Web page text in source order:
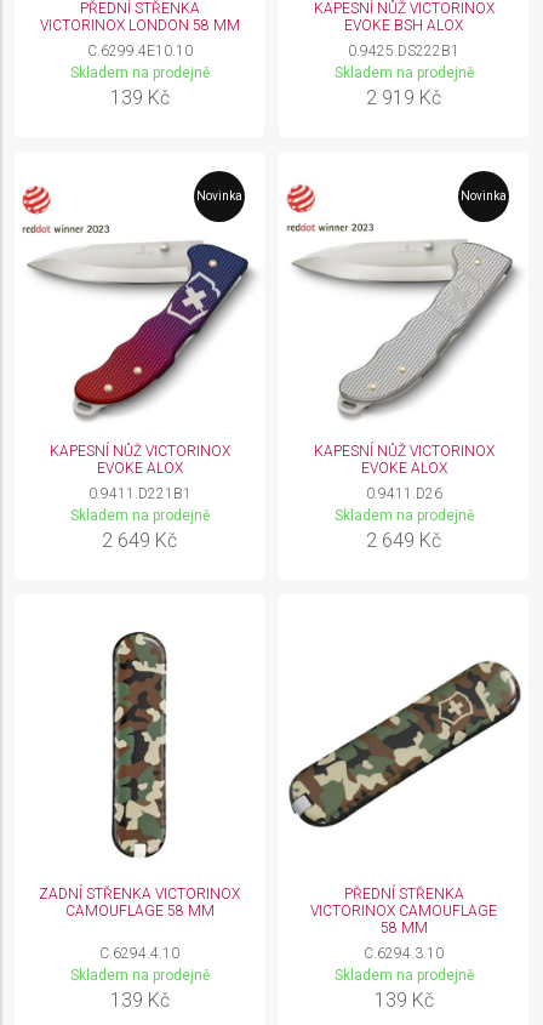
PŘEDNÍ STŘENKA
VICTORINOX LONDON 58 MM
C.6299.4E10.10
Skladem na prodejně
139 Kč
KAPESNÍ NŮŽ VICTORINOX
EVOKE BSH ALOX
0.9425.DS222B1
Skladem na prodejně
2 919 Kč
Novinka
KAPESNÍ NŮŽ VICTORINOX
EVOKE ALOX
0.9411.D221B1
Skladem na prodejně
2 649 Kč
Novinka
KAPESNÍ NŮŽ VICTORINOX
EVOKE ALOX
0.9411.D26
Skladem na prodejně
2 649 Kč
ZADNÍ STŘENKA VICTORINOX
CAMOUFLAGE 58 MM
C.6294.4.10
Skladem na prodejně
139 Kč
PŘEDNÍ STŘENKA
VICTORINOX CAMOUFLAGE
58 MM
C.6294.3.10
Skladem na prodejně
139 Kč